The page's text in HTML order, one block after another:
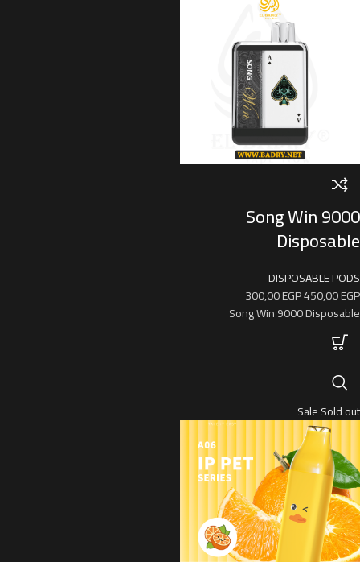
Song Win 9000
Disposable
DISPOSABLE PODS
450,00EGP
300,00EGP
Song Win 9000 Disposable
SaleSold out